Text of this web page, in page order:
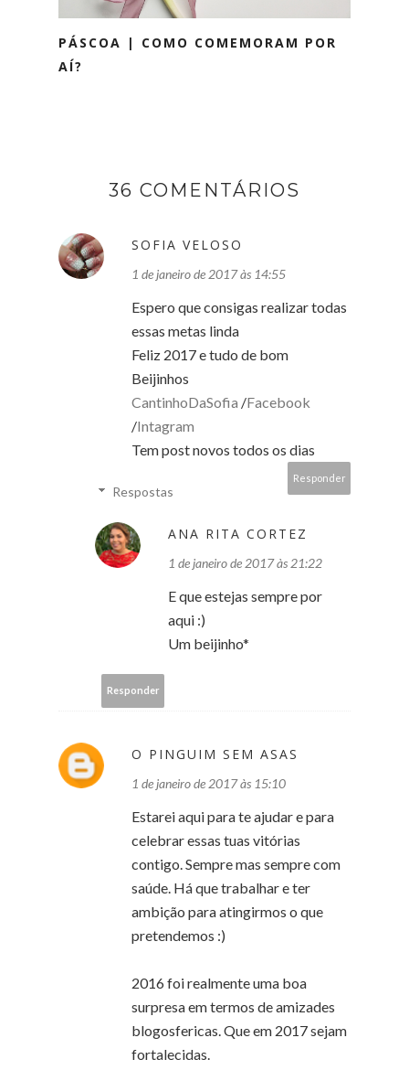
PÁSCOA | COMO COMEMORAM POR
AÍ?
36 COMENTÁRIOS
SOFIA VELOSO
1 de janeiro de 2017 às 14:55
Espero que consigas realizar todas
essas metas linda
Feliz 2017 e tudo de bom
Beijinhos
CantinhoDaSofia /Facebook
/Intagram
Tem post novos todos os dias
Responder
Respostas
ANA RITA CORTEZ
1 de janeiro de 2017 às 21:22
E que estejas sempre por
aqui :)
Um beijinho*
Responder
O PINGUIM SEM ASAS
1 de janeiro de 2017 às 15:10
Estarei aqui para te ajudar e para
celebrar essas tuas vitórias
contigo. Sempre mas sempre com
saúde. Há que trabalhar e ter
ambição para atingirmos o que
pretendemos :)
2016 foi realmente uma boa
surpresa em termos de amizades
blogosfericas. Que em 2017 sejam
fortalecidas.